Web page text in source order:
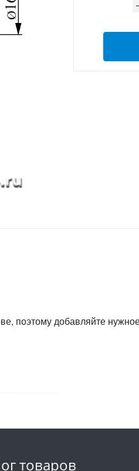
поэтому добавляйте
товаров